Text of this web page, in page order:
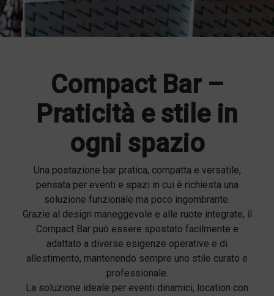
Compact Bar –
Praticità e stile in
ogni spazio
Una postazione bar pratica, compatta e versatile,
pensata per eventi e spazi in cui è richiesta una
soluzione funzionale ma poco ingombrante.
Grazie al design maneggevole e alle ruote integrate, il
Compact Bar può essere spostato facilmente e
adattato a diverse esigenze operative e di
allestimento, mantenendo sempre uno stile curato e
professionale.
La soluzione ideale per eventi dinamici, location con